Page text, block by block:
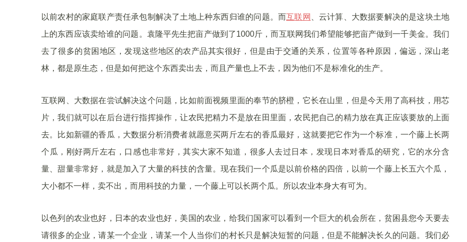
以前农村的家庭联产责任承包制解决了土地上种东西归谁的问题。而互联网
、云计算、大数据要解决的是这块土地
上的东西应该卖给谁的问题。袁隆平先生把亩产做到了1000斤，而互联网我们希望能够把亩产做到一千美金。我们
去了很多的贫困地区，发现这些地区的农产品其实很好，但是由于交通的关系，位置等各种原因，偏远，深山老
林，都是原生态，但是如何把这个东西卖出去，而且产量也上不去，因为他们不是标准化的生产。
互联网、大数据在尝试解决这个问题，比如前面视频里面的奉节的脐橙，它长在山里，但是今天用了高科技，用芯
片，我们就可以在后台进行指挥操作，让农民把精力不是放在田里面，农民把自己的精力放在真正应该要放的上面
去。比如新疆的香瓜，大数据分析消费者就愿意买两斤左右的香瓜最好，这就要把它作为一个标准，一个藤上长两
个瓜，刚好两斤左右，口感也非常好，其实大家不知道，很多人去过日本，发现日本对香瓜的研究，它的水分含
量、甜量非常好，就是加入了大量的科技的含量。现在我们一个瓜是以前价格的四倍，以前一个藤上长五六个瓜，
大小都不一样，卖不出，而用科技的力量，一个藤上可以长两个瓜。所以农业本身大有可为。
以色列的农业也好，日本的农业也好，美国的农业，给我们国家可以看到一个巨大的机会所在，贫困县您今天要去
请很多的企业，请某一个企业，请某一个人当你们的村长只是解决短暂的问题，但是不能解决长久的问题。我们必